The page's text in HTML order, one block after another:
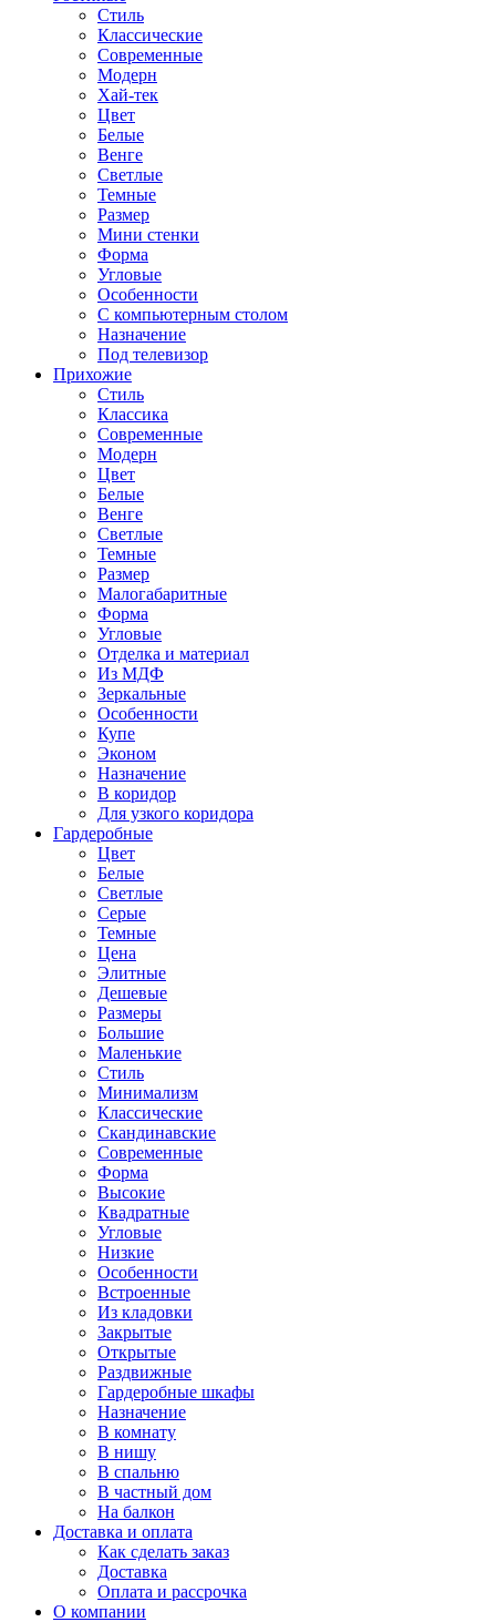
Стиль
Классические
Современные
Модерн
Хай-тек
Цвет
Белые
Венге
Светлые
Темные
Размер
Мини стенки
Форма
Угловые
Особенности
С компьютерным столом
Назначение
Под телевизор
Прихожие
Стиль
Классика
Современные
Модерн
Цвет
Белые
Венге
Светлые
Темные
Размер
Малогабаритные
Форма
Угловые
Отделка и материал
Из МДФ
Зеркальные
Особенности
Купе
Эконом
Назначение
В коридор
Для узкого коридора
Гардеробные
Цвет
Белые
Светлые
Серые
Темные
Цена
Элитные
Дешевые
Размеры
Большие
Маленькие
Стиль
Минимализм
Классические
Скандинавские
Современные
Форма
Высокие
Квадратные
Угловые
Низкие
Особенности
Встроенные
Из кладовки
Закрытые
Открытые
Раздвижные
Гардеробные шкафы
Назначение
В комнату
В нишу
В спальню
В частный дом
На балкон
Доставка и оплата
Как сделать заказ
Доставка
Оплата и рассрочка
О компании